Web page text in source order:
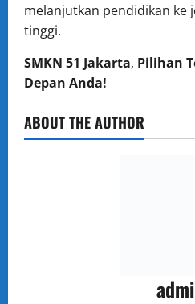
melanjutkan pendidikan ke
tinggi.
SMKN 51 Jakarta, Pilihan
Depan Anda!
ABOUT THE AUTHOR